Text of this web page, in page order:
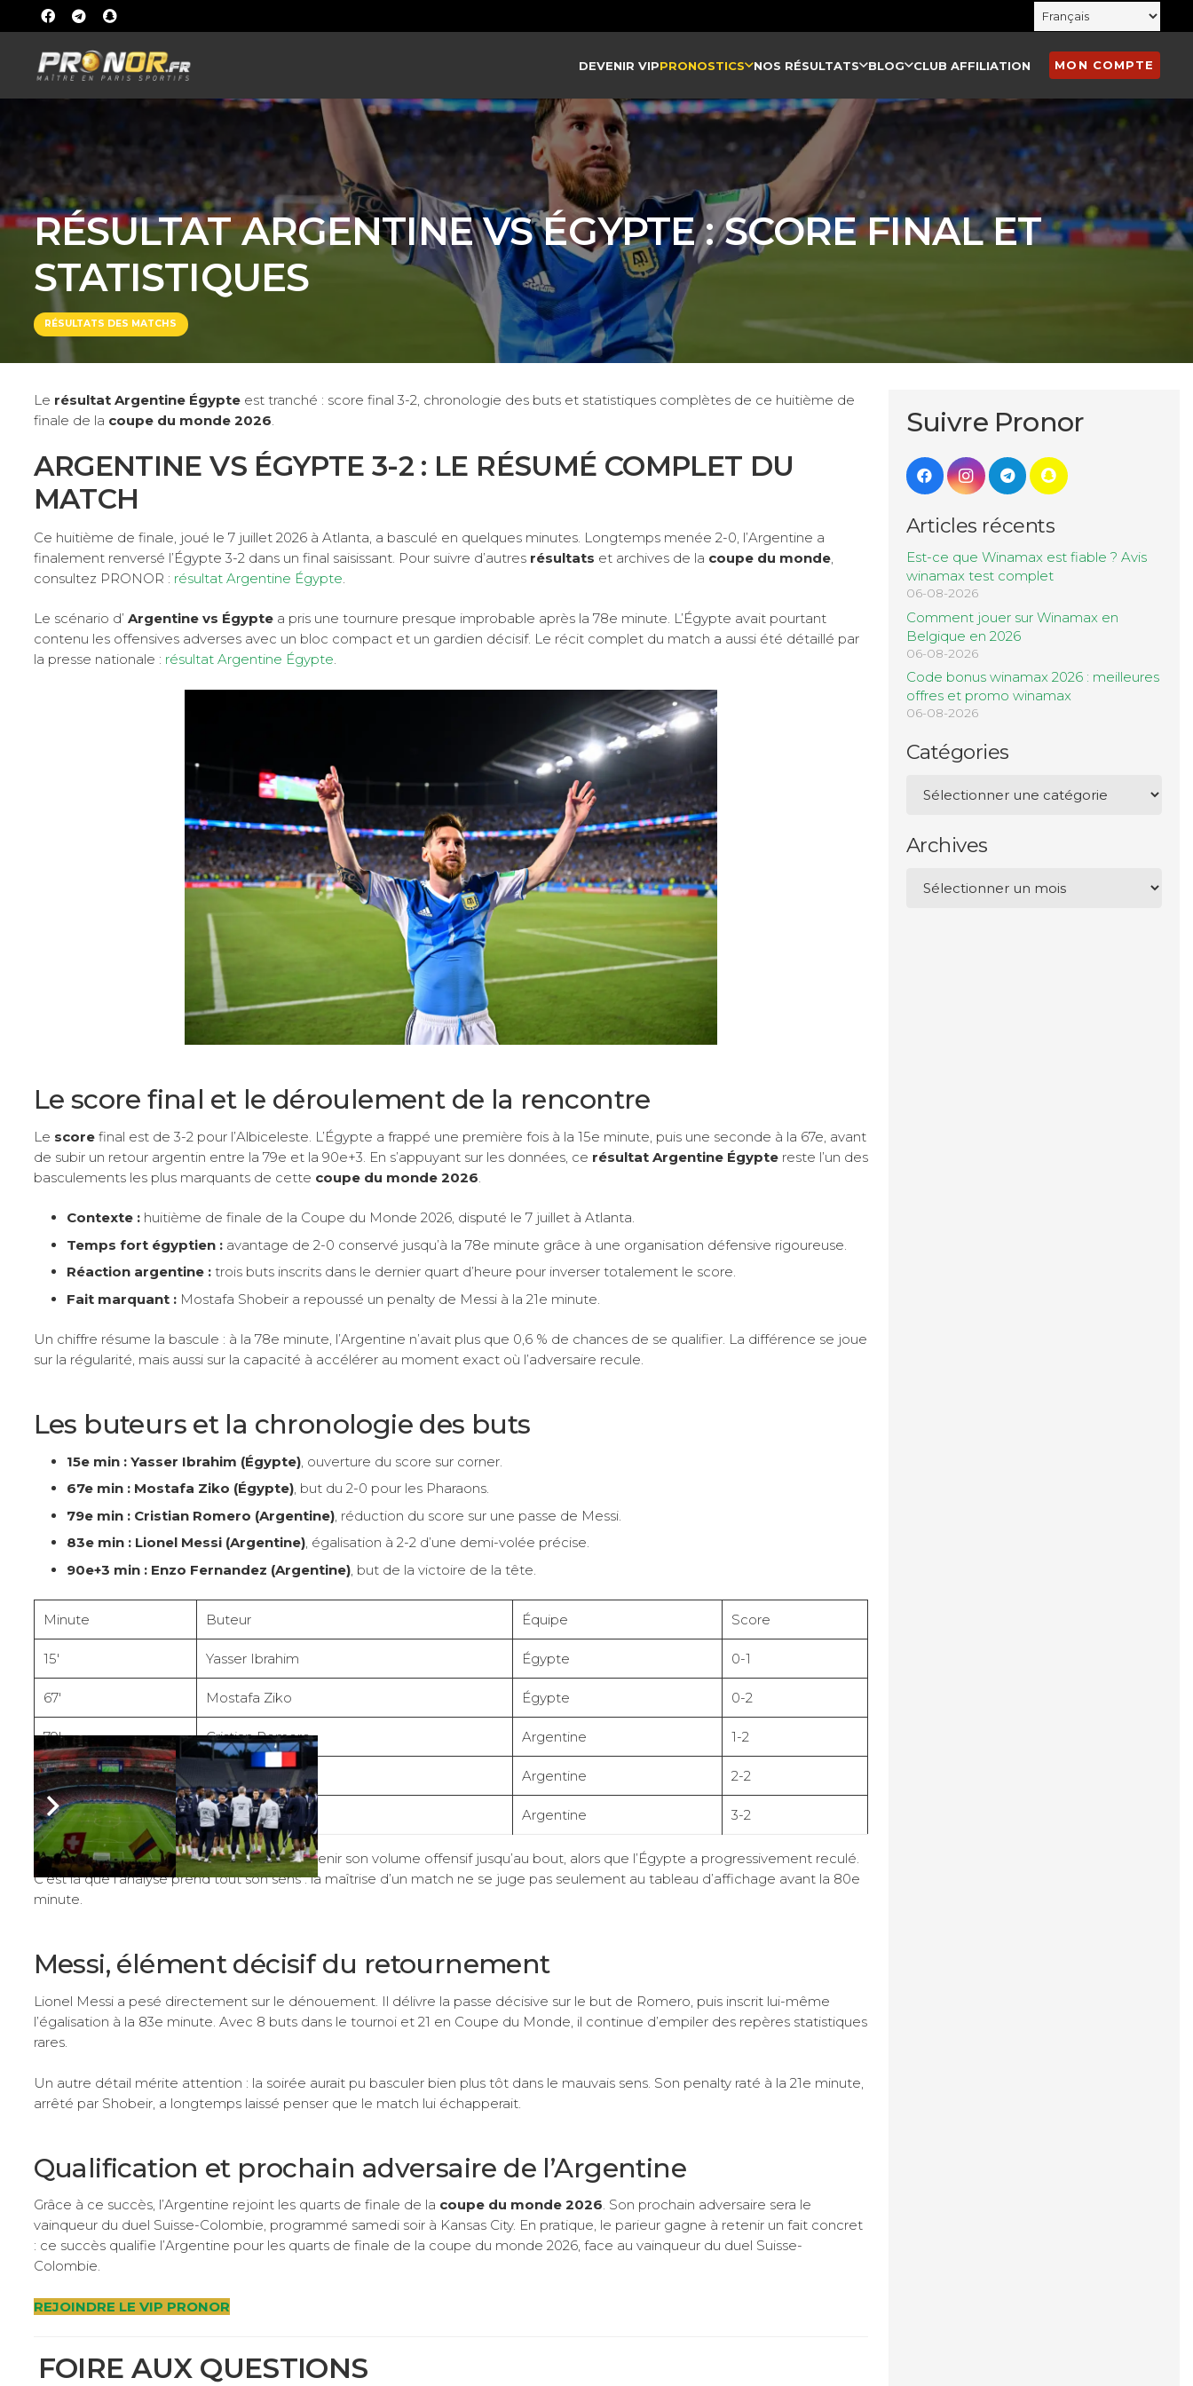
DEVENIR VIPPRONOSTICS NOS RÉSULTATS BLOG CLUB AFFILIATION MON COMPTE
RÉSULTAT ARGENTINE VS ÉGYPTE : SCORE FINAL ET
STATISTIQUES
RÉSULTATS DES MATCHS
Le résultat Argentine Égypteest tranché : score final 3-2, chronologie des buts et statistiques complètes de ce huitième de
finale de la coupe du monde 2026
ARGENTINE VS ÉGYPTE 3-2 : LE RÉSUMÉ COMPLET DU
MATCH
Ce huitième de finale, joué le 7 juillet 2026 à Atlanta, a basculé en quelques minutes. Longtemps menée 2-0, l’Argentine a
finalement renversé l’Égypte 3-2 dans un final saisissant. Pour suivre d’autres résultats et archives de la coupe du monde,
consultez PRONOR : résultat Argentine Égypte
Le scénario d’ Argentine vs Égyptea pris une tournure presque improbable après la 78e minute. L’Égypte avait pourtant
contenu les offensives adverses avec un bloc compact et un gardien décisif. Le récit complet du match a aussi été détaillé par
la presse nationale : résultat Argentine Égypte.
Le score final et le déroulement de la rencontre
Le scorefinal est de 3-2 pour l’Albiceleste. L’Égypte a frappé une première fois à la 15e minute, puis une seconde à la 67e, avant
de subir un retour argentin entre la 79e et la 90e+3. En s’appuyant sur les données, ce résultat Argentine Égyptereste l’un des
basculements les plus marquants de cette coupe du monde 2026
Contexte : huitième de finale de la Coupe du Monde 2026, disputé le 7 juillet à Atlanta.
Temps fort égyptien : avantage de 2-0 conservé jusqu’à la 78e minute grâce à une organisation défensive rigoureuse.
Réaction argentine : trois buts inscrits dans le dernier quart d’heure pour inverser totalement le score.
Fait marquant : Mostafa Shobeir a repoussé un penalty de Messi à la 21e minute.
Un chiffre résume la bascule : à la 78e minute, l’Argentine n’avait plus que 0,6 % de chances de se qualifier. La différence se joue
sur la régularité, mais aussi sur la capacité à accélérer au moment exact où l’adversaire recule.
Les buteurs et la chronologie des buts
15e min : Yasser Ibrahim (Égypte) , ouverture du score sur corner.
67e min : Mostafa Ziko (Égypte), but du 2-0 pour les Pharaons.
79e min : Cristian Romero (Argentine) , réduction du score sur une passe de Messi.
83e min : Lionel Messi (Argentine), égalisation à 2-2 d’une demi-volée précise.
90e+3 min : Enzo Fernandez (Argentine) , but de la victoire de la tête.
Minute Buteur Équipe Score
15′ Yasser Ibrahim Égypte 0-1
67′ Mostafa Ziko Égypte 0-2
79′ Cristian Romero Argentine 1-2
83′ Lionel Messi Argentine 2-2
90’+3 Enzo Fernandez Argentine 3-2
Menée de deux buts, l’Argentine a su maintenir son volume offensif jusqu’au bout, alors que l’Égypte a progressivement reculé.
C’est là que l’analyse prend tout son sens : la maîtrise d’un match ne se juge pas seulement au tableau d’affichage avant la 80e
minute.
Messi, élément décisif du retournement
Lionel Messi a pesé directement sur le dénouement. Il délivre la passe décisive sur le but de Romero, puis inscrit lui-même
l’égalisation à la 83e minute. Avec 8 buts dans le tournoi et 21 en Coupe du Monde, il continue d’empiler des repères statistiques
rares.
Un autre détail mérite attention : la soirée aurait pu basculer bien plus tôt dans le mauvais sens. Son penalty raté à la 21e minute,
arrêté par Shobeir, a longtemps laissé penser que le match lui échapperait.
Qualification et prochain adversaire de l’Argentine
Grâce à ce succès, l’Argentine rejoint les quarts de finale de la coupe du monde 2026. Son prochain adversaire sera le
vainqueur du duel Suisse-Colombie, programmé samedi soir à Kansas City. En pratique, le parieur gagne à retenir un fait concret
: ce succès qualifie l’Argentine pour les quarts de finale de la coupe du monde 2026, face au vainqueur du duel Suisse-
Colombie.
REJOINDRE LE VIP PRONOR
FOIRE AUX QUESTIONS
Suivre Pronor
Articles récents
Est-ce que Winamax est fiable ? Avis
winamax test complet
06-08-2026
Comment jouer sur Winamax en
Belgique en 2026
06-08-2026
Code bonus winamax 2026 : meilleures
offres et promo winamax
06-08-2026
Catégories
Archives